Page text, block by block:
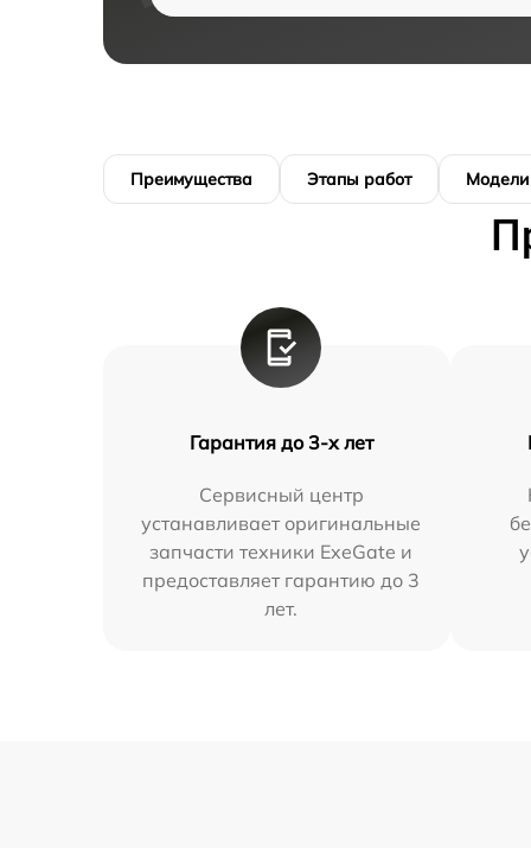
Преимущества Этапы работ Модели
Гарантия до 3-х лет
Сервисный центр
устанавливает оригинальные
запчасти техники ExeGate и
предоставляет гарантию до 3
лет.